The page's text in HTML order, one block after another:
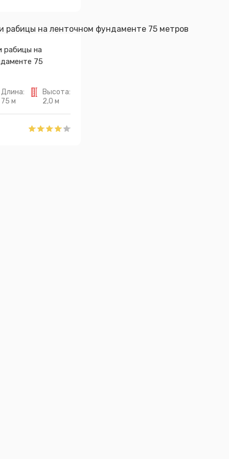
рабицы на
75
Длина:
75 м
Высота:
2,0 м